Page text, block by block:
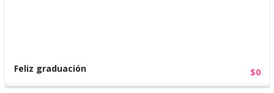
Feliz graduación $0